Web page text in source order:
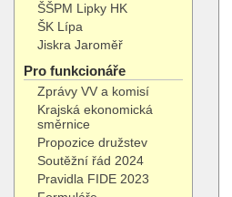
ŠŠPM Lipky HK
ŠK Lípa
Jiskra Jaroměř
Pro funkcionáře
Zprávy VV a komisí
Krajská ekonomická
směrnice
Propozice družstev
Soutěžní řád 2024
Pravidla FIDE 2023